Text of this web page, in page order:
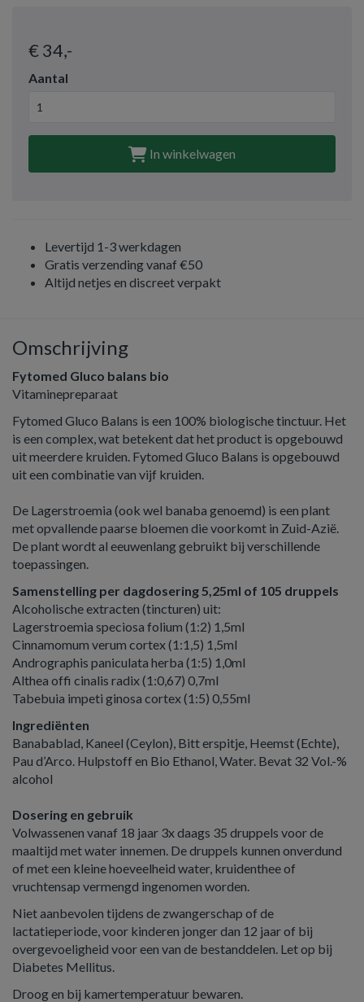
€ 34,-
Aantal
In winkelwagen
Levertijd 1-3 werkdagen
Gratis verzending vanaf €50
Altijd netjes en discreet verpakt
Omschrijving
Fytomed Gluco balans bio
Vitaminepreparaat
Fytomed Gluco Balans is een 100% biologische tinctuur. Het
is een complex, wat betekent dat het product is opgebouwd
uit meerdere kruiden. Fytomed Gluco Balans is opgebouwd
uit een combinatie van vijf kruiden.
De Lagerstroemia (ook wel banaba genoemd) is een plant
met opvallende paarse bloemen die voorkomt in Zuid-Azië.
De plant wordt al eeuwenlang gebruikt bij verschillende
toepassingen.
Samenstelling per dagdosering 5,25ml of 105 druppels
Alcoholische extracten (tincturen) uit:
Lagerstroemia speciosa folium (1:2) 1,5ml
Cinnamomum verum cortex (1:1,5) 1,5ml
Andrographis paniculata herba (1:5) 1,0ml
Althea offi cinalis radix (1:0,67) 0,7ml
Tabebuia impeti ginosa cortex (1:5) 0,55ml
Ingrediënten
Banabablad, Kaneel (Ceylon), Bitt erspitje, Heemst (Echte),
Pau d’Arco. Hulpstoff en Bio Ethanol, Water. Bevat 32 Vol.-%
alcohol
Dosering en gebruik
Volwassenen vanaf 18 jaar 3x daags 35 druppels voor de
maaltijd met water innemen. De druppels kunnen onverdund
of met een kleine hoeveelheid water, kruidenthee of
vruchtensap vermengd ingenomen worden.
Niet aanbevolen tijdens de zwangerschap of de
lactatieperiode, voor kinderen jonger dan 12 jaar of bij
overgevoeligheid voor een van de bestanddelen. Let op bij
Diabetes Mellitus.
Droog en bij kamertemperatuur bewaren.